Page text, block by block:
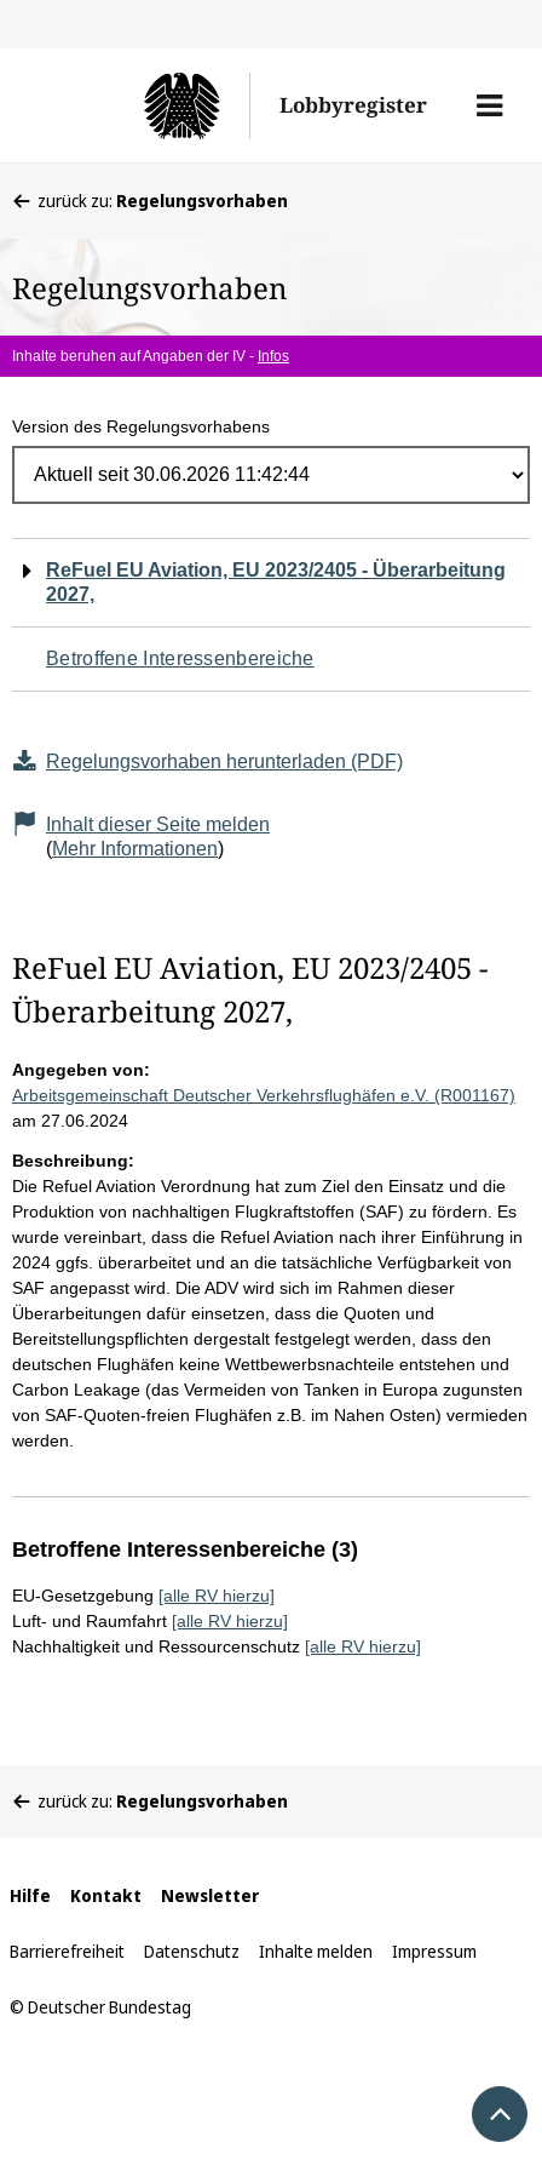
Lobbyregister
Menü
befinden
hier:
zurück zu: Regelungsvorhaben
Regelungsvorhaben
Inhalte beruhen auf Angaben der IV - Infos
Version des Regelungsvorhabens
Navigation
für
den
ReFuel EU Aviation, EU 2023/2405 - Überarbeitung
2027,
Betroffene Interessenbereiche
Regelungsvorhaben herunterladen (PDF)
Inhalt dieser Seite melden
(Mehr Informationen)
ReFuel EU Aviation, EU 2023/2405 -
Überarbeitung 2027,
Angegeben von:
Arbeitsgemeinschaft Deutscher Verkehrsflughäfen e.V. (R001167)
am 27.06.2024
Beschreibung:
Die Refuel Aviation Verordnung hat zum Ziel den Einsatz und die
Produktion von nachhaltigen Flugkraftstoffen (SAF) zu fördern. Es
wurde vereinbart, dass die Refuel Aviation nach ihrer Einführung in
2024 ggfs. überarbeitet und an die tatsächliche Verfügbarkeit von
SAF angepasst wird. Die ADV wird sich im Rahmen dieser
Überarbeitungen dafür einsetzen, dass die Quoten und
Bereitstellungspflichten dergestalt festgelegt werden, dass den
deutschen Flughäfen keine Wettbewerbsnachteile entstehen und
Carbon Leakage (das Vermeiden von Tanken in Europa zugunsten
von SAF-Quoten-freien Flughäfen z.B. im Nahen Osten) vermieden
werden.
Betroffene Interessenbereiche (3)
EU-Gesetzgebung [alle RV hierzu]
Luft- und Raumfahrt [alle RV hierzu]
Nachhaltigkeit und Ressourcenschutz [alle RV hierzu]
befinden
zurück zu: Regelungsvorhaben
Interne
Links
Hilfe Kontakt Newsletter
Barrierefreiheit Datenschutz Inhalte melden Impressum
© Deutscher Bundestag